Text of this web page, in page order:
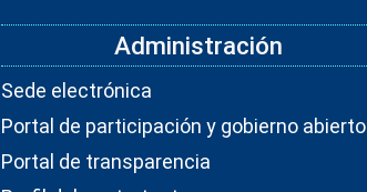
Administración
Sede electrónica
Portal de participación y gobierno abierto
Portal de transparencia